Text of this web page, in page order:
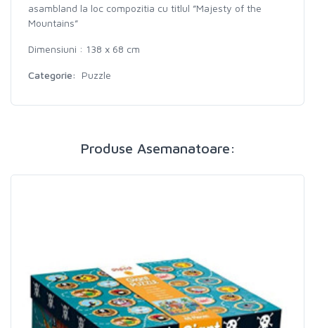
asambland la loc compozitia cu titlul ”Majesty of the
Mountains”
Dimensiuni : 138 x 68 cm
Categorie: Puzzle
Produse Asemanatoare: